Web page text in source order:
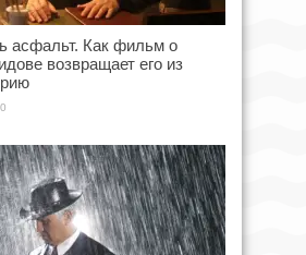
асфальт. Как фильм о
возвращает его из